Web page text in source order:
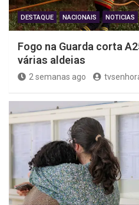
DESTAQUE NACIONAIS NOTICIAS
Fogo na Guarda corta
várias aldeias
2 semanas ago